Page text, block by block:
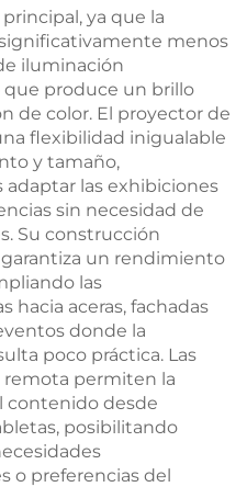
ya que la
menos
iluminación
produce un brillo
de color. El proyector de
flexibilidad inigualable
y tamaño,
las exhibiciones
sin necesidad de
Su construcción
un rendimiento
las
hacia aceras, fachadas
donde la
poco práctica. Las
remota permiten la
contenido desde
posibilitando
o preferencias del